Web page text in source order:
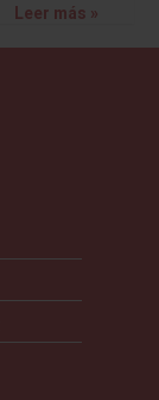
Leer más »